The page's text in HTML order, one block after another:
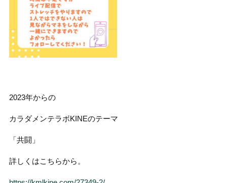
2023年からの
カラダメンテラボKINEのテーマ
「共闘」
詳しくはこちらから。